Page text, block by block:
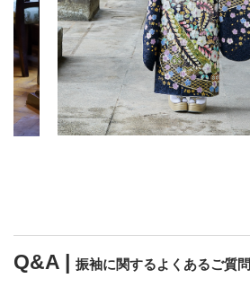
Q&A | 振袖に関するよくあるご質問